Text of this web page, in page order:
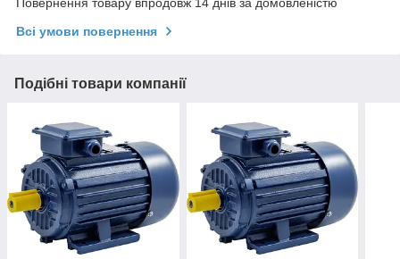
Всі умови повернення
Подібні товари компанії